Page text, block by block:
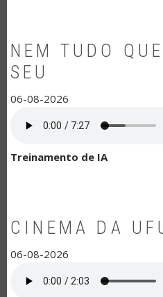
NEM TUDO
SEU
06-08-2026
Treinamento de IA
CINEMA DA
06-08-2026